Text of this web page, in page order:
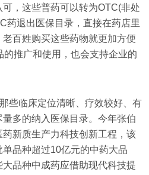
，这些普药可以转为OTC(非处
药退出医保目录，直接在药店里
百姓购买这些药物就更加方便
推广和使用，也会支持企业的
些临床定位清晰、疗效较好、有
多的纳入医保目录。今年张伯
新质生产力科技创新工程，该
品种超过10亿元的中药大品
品种中成药应借助现代科技提